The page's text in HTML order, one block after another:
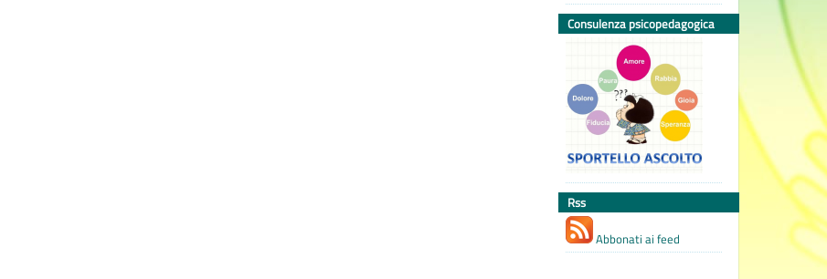
Consulenza psicopedagogica
Rss
Abbonati ai feed